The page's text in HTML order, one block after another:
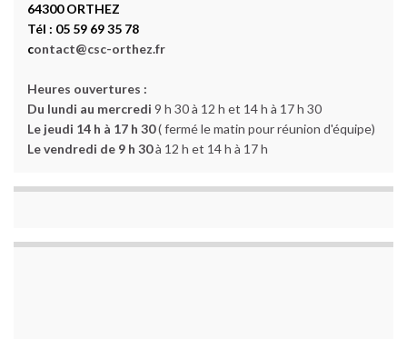
64300 ORTHEZ
Tél : 05 59 69 35 78
contact@csc-orthez.fr
Heures ouvertures :
Du lundi au mercredi 9 h 30 à 12 h et 14 h à 17 h 30
Le jeudi 14 h à 17 h 30( fermé le matin pour réunion d'équipe)
Le vendredi de 9 h 30à 12 h et 14 h à 17 h